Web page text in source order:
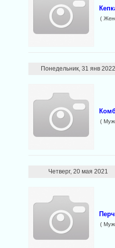
(
Понедельник, 31 янв 2022
(
Четверг, 20 мая 2021
(